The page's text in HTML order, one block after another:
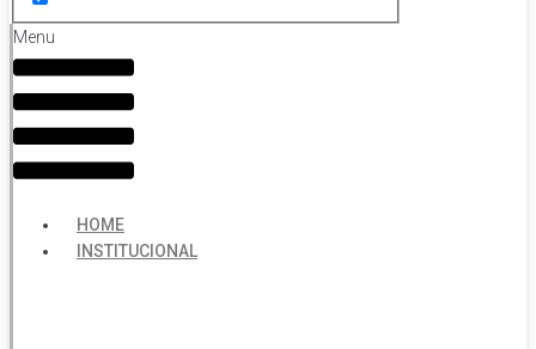
Menu
HOME
INSTITUCIONAL